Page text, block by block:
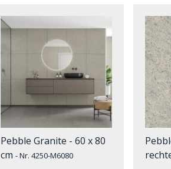
Pebble Granite - 60 x 80
cm - Nr. 4250-M6080